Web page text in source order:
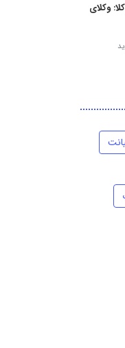
وکلای